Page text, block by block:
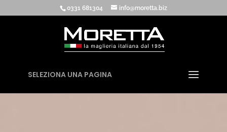
0331 681304 info@moretta.biz
SELEZIONA UNA PAGINA